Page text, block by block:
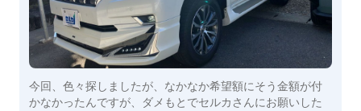
今回、色々探しましたが、なかなか希望額にそう金額が付
かなかったんですが、ダメもとでセルカさんにお願いした